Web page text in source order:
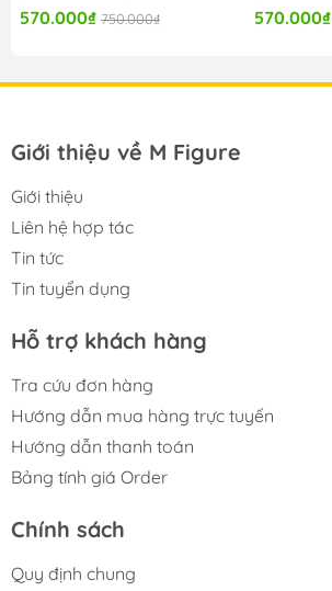
570.000₫ 750.000₫
570.000₫
Giới thiệu về M Figure
Giới thiệu
Liên hệ hợp tác
Tin tức
Tin tuyển dụng
Hỗ trợ khách hàng
Tra cứu đơn hàng
Hướng dẫn mua hàng trực tuyến
Hướng dẫn thanh toán
Bảng tính giá Order
Chính sách
Quy định chung